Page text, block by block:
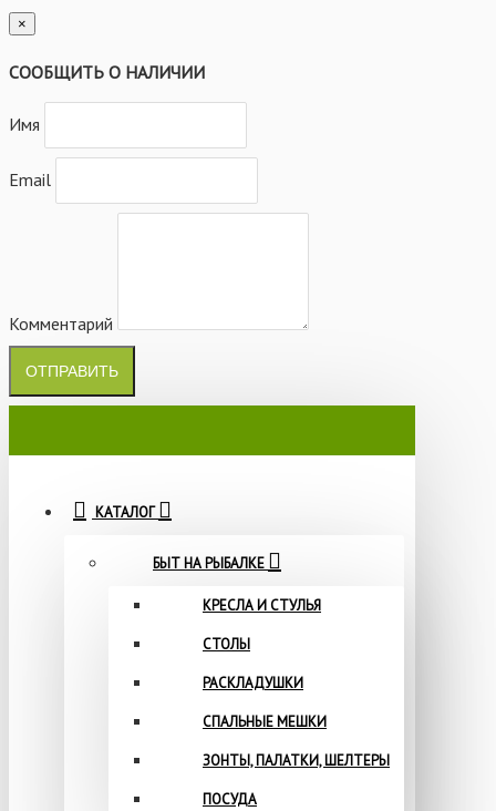
×
СООБЩИТЬ О НАЛИЧИИ
Имя
Email
Комментарий
ОТПРАВИТЬ
КАТАЛОГ
БЫТ НА РЫБАЛКЕ
КРЕСЛА И СТУЛЬЯ
СТОЛЫ
РАСКЛАДУШКИ
СПАЛЬНЫЕ МЕШКИ
ЗОНТЫ, ПАЛАТКИ, ШЕЛТЕРЫ
ПОСУДА